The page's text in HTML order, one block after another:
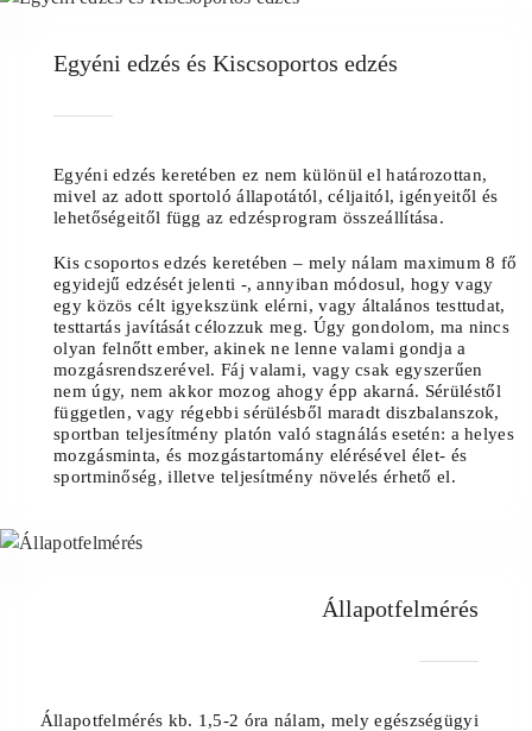
Egyéni edzés és Kiscsoportos edzés
Egyéni edzés keretében ez nem különül el határozottan,
mivel az adott sportoló állapotától, céljaitól, igényeitől és
lehetőségeitől függ az edzésprogram összeállítása.
Kis csoportos edzés keretében – mely nálam maximum 8 fő
egyidejű edzését jelenti -, annyiban módosul, hogy vagy
egy közös célt igyekszünk elérni, vagy általános testtudat,
testtartás javítását célozzuk meg. Úgy gondolom, ma nincs
olyan felnőtt ember, akinek ne lenne valami gondja a
mozgásrendszerével. Fáj valami, vagy csak egyszerűen
nem úgy, nem akkor mozog ahogy épp akarná. Sérüléstől
független, vagy régebbi sérülésből maradt diszbalanszok,
sportban teljesítmény platón való stagnálás esetén: a helyes
mozgásminta, és mozgástartomány elérésével élet- és
sportminőség, illetve teljesítmény növelés érhető el.
06 Állapotfelmérés
Állapotfelmérés kb. 1,5-2 óra nálam, mely egészségügyi